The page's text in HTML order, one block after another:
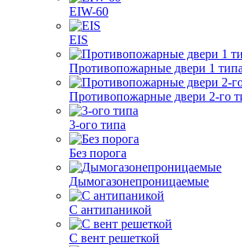
EIW-60
EIS
Противопожарные двери 1 типа
Противопожарные двери 2-го
3-ого типа
Без порога
Дымогазонепроницаемые
С антипаникой
С вент решеткой